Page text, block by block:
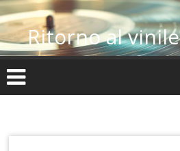
Vai
al
contenutoRitorno al vinile